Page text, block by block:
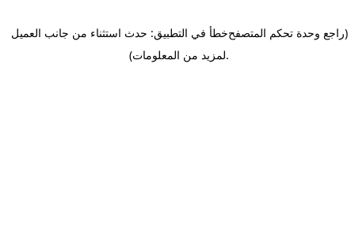
خطأ في التطبيق: حدث استثناء من جانب العميل(راجع وحدة تحكم المتصفح
لمزيد من المعلومات).